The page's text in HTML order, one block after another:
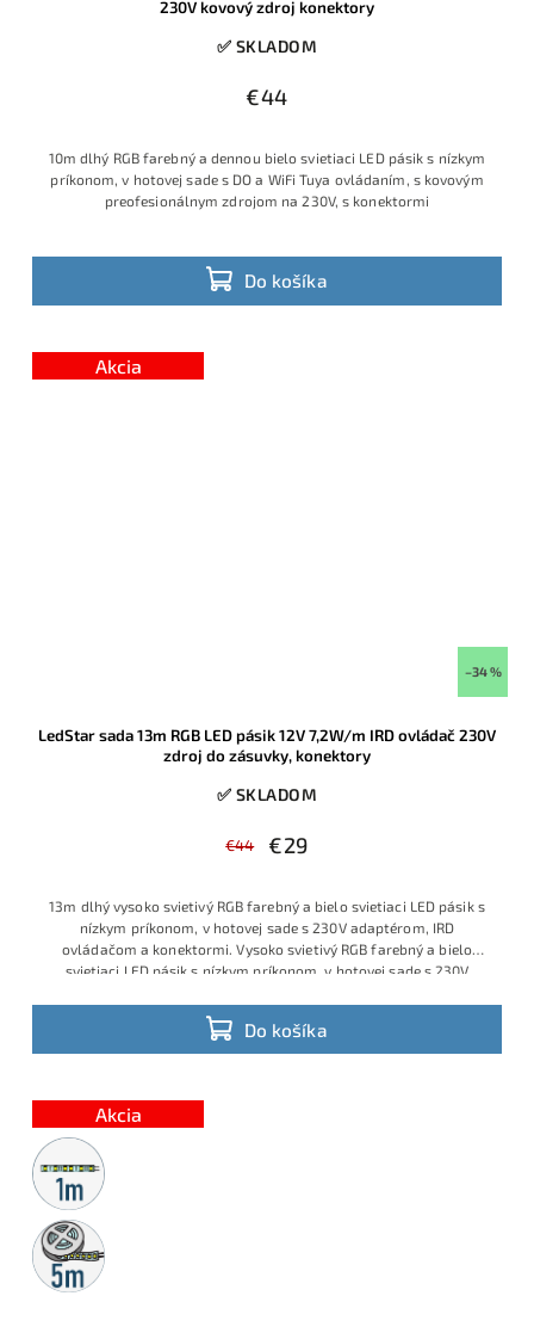
230V kovový zdroj konektory
✅ SKLADOM
€44
Do košíka
10m dlhý RGB farebný a dennou bielo svietiaci LED pásik s nízkym
príkonom, v hotovej sade s DO a WiFi Tuya ovládaním, s kovovým
preofesionálnym zdrojom na 230V, s konektormi
Akcia
–34 %
LedStar sada 13m RGB LED pásik 12V 7,2W/m IRD ovládač 230V
zdroj do zásuvky, konektory
✅ SKLADOM
€44 €29
Do košíka
13m dlhý vysoko svietivý RGB farebný a bielo svietiaci LED pásik s
nízkym príkonom, v hotovej sade s 230V adaptérom, IRD
ovládačom a konektormi. Vysoko svietivý RGB farebný a bielo
svietiaci LED pásik s nízkym príkonom, v hotovej sade s 230V
sada s 10m profesionálnym LED pásikom 12V 7,2W/m, IRD
ovládačom, zdrojom do zásuvky 230V a konektormi pre rýchlu
montáž. Ide o atypickú dĺžku na mieru, dodávanú ako plne
spájkovania a bez dokupovania ďalších komponentov. Obľúbený
model pre podsvietenie stropov, nábytku aj interiérových línií, ktorý
patrí medzi vyhľadávané hotové sady v tomto prevedení.
Akcia
Metrážny
predaj
5m
rolka